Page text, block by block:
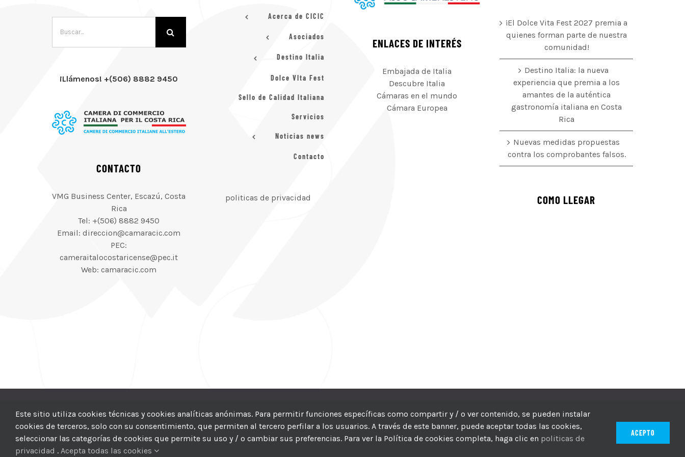
¡Llámenos! +(506) 8882 9450
CONTACTO
VMG Business Center, Escazú, Costa
Rica
Tel: +(506) 8882 9450
Email: direccion@camaracic.com
PEC:
cameraitalocostaricense@pec.it
Web: camaracic.com
Acerca de CICIC
Asociados
Destino Italia
Dolce VIta Fest
Sello de Calidad Italiana
Servicios
Noticias news
Contacto
politicas de privacidad
ENLACES DE INTERÉS
Embajada de Italia
Descubre Italia
Cámaras en el mundo
Cámara Europea
¡El Dolce Vita Fest 2027 premia a
quienes forman parte de nuestra
comunidad!
Destino Italia: la nueva
experiencia que premia a los
amantes de la auténtica
gastronomía italiana en Costa
Rica
Nuevas medidas propuestas
contra los comprobantes falsos.
COMO LLEGAR
© 2012–2025 | CICIC Hosting Para PYMES MBAGIO.COM | Todos los derechos reservados
FacebookTwitter YouTubeInstagramWhatsAppLinkedInCorreo
electrónico
Este sitio utiliza cookies técnicas y cookies analíticas anónimas. Para permitir funciones específicas como compartir y / o ver contenido, se pueden instalar
cookies de terceros, solo con su consentimiento, que permiten al tercero perfilar a los usuarios. A través de este banner, puede aceptar todas las cookies,
seleccionar las categorías de cookies que permite su uso y / o cambiar sus preferencias. Para ver la Política de cookies completa, haga clic en politicas de
privacidad . Acepta todas las cookies
ACEPTO